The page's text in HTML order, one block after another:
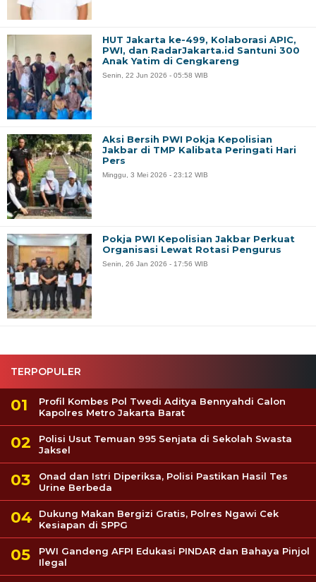
TERPOPULER
Profil Kombes Pol Twedi Aditya Bennyahdi Calon
Kapolres Metro Jakarta Barat
Polisi Usut Temuan 995 Senjata di Sekolah Swasta
Jaksel
Onad dan Istri Diperiksa, Polisi Pastikan Hasil Tes
Urine Berbeda
Dukung Makan Bergizi Gratis, Polres Ngawi Cek
Kesiapan di SPPG
PWI Gandeng AFPI Edukasi PINDAR dan Bahaya Pinjol
Ilegal
HUT Jakarta ke-499, Kolaborasi APIC,
PWI, dan RadarJakarta.id Santuni 300
Anak Yatim di Cengkareng
Senin, 22 Jun 2026 - 05:58 WIB
Aksi Bersih PWI Pokja Kepolisian
Jakbar di TMP Kalibata Peringati Hari
Pers
Minggu, 3 Mei 2026 - 23:12 WIB
Pokja PWI Kepolisian Jakbar Perkuat
Organisasi Lewat Rotasi Pengurus
Senin, 26 Jan 2026 - 17:56 WIB